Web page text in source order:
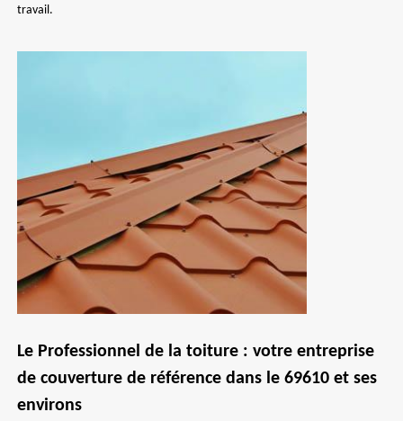
travail.
Le Professionnel de la toiture : votre entreprise
de couverture de référence dans le 69610 et ses
environs